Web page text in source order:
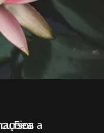
Fica a